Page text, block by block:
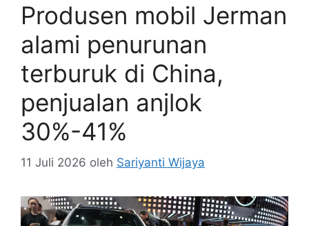
Produsen mobil Jerman
alami penurunan
terburuk di China,
penjualan anjlok
30%-41%
11 Juli 2026 oleh Sariyanti Wijaya